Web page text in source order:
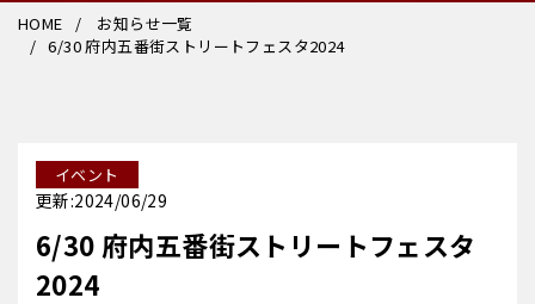
HOME
お知らせ一覧
6/30 府内五番街ストリートフェスタ2024
イベント
更新:2024/06/29
6/30 府内五番街ストリートフェスタ
2024